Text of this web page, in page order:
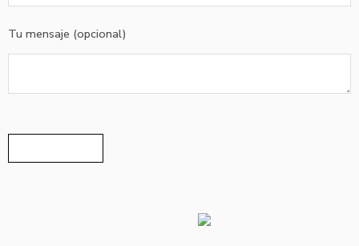
Tu mensaje (opcional)